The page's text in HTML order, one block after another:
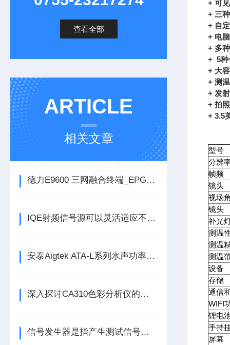
查看全部
ARTICLE
相关文章
德力E9600 三网融合终端_EPG自动化测试系统V1.0
IQE射频信号源可以灵活适应不同的工作环境
安泰Aigtek ATA-L系列水声功率放大器
深入探讨CA310色彩分析仪的技术优势
信号发生器是指产生测试信号的仪器
+ 可
+ 三
+ 自
+ 电
+ 多
+ 5种
+ 大
+ 测
+ 发
+ 拍
+ 3.5
型号
分辨
帧频
镜头
视场
镜头
补光
测温
测温
测温
设备
存储
通信
WIFI
锂电
手持
屏幕